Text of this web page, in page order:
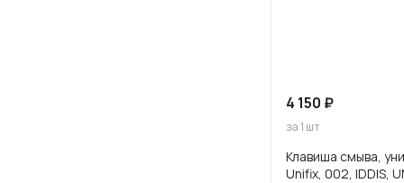
4 150 ₽
за 1 шт
Клавиша смыва,
Unifix, 002, IDDIS,